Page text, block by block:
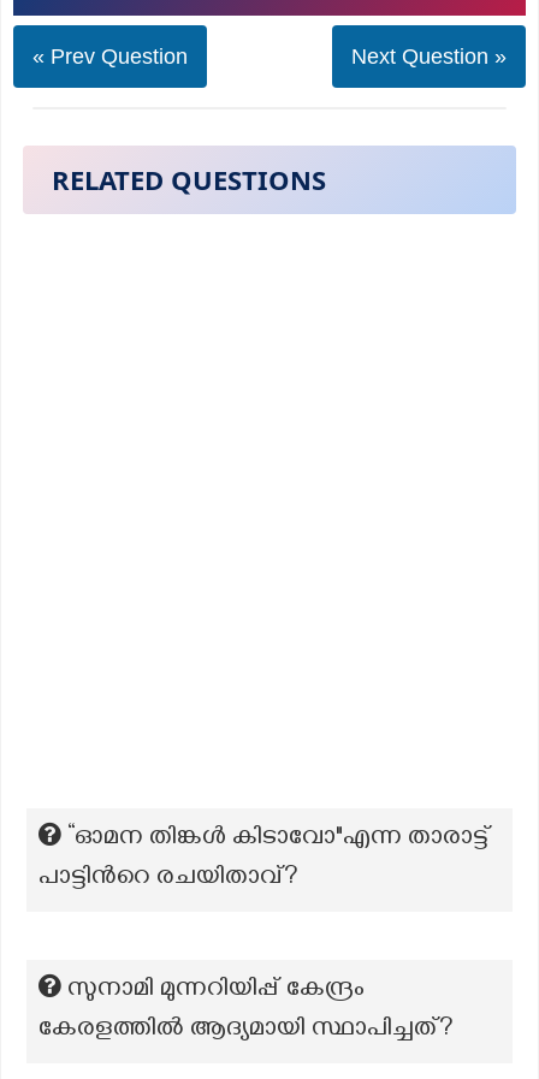
« Prev Question Next Question »
RELATED QUESTIONS
“ഓമന തിങ്കൾ കിടാവോ"എന്ന താരാട്ട്
പാട്ടിന്‍റെ രചയിതാവ്?
സുനാമി മുന്നറിയിപ്പ് കേന്ദ്രം
കേരളത്തില്‍ ആദ്യമായി സ്ഥാപിച്ചത്?